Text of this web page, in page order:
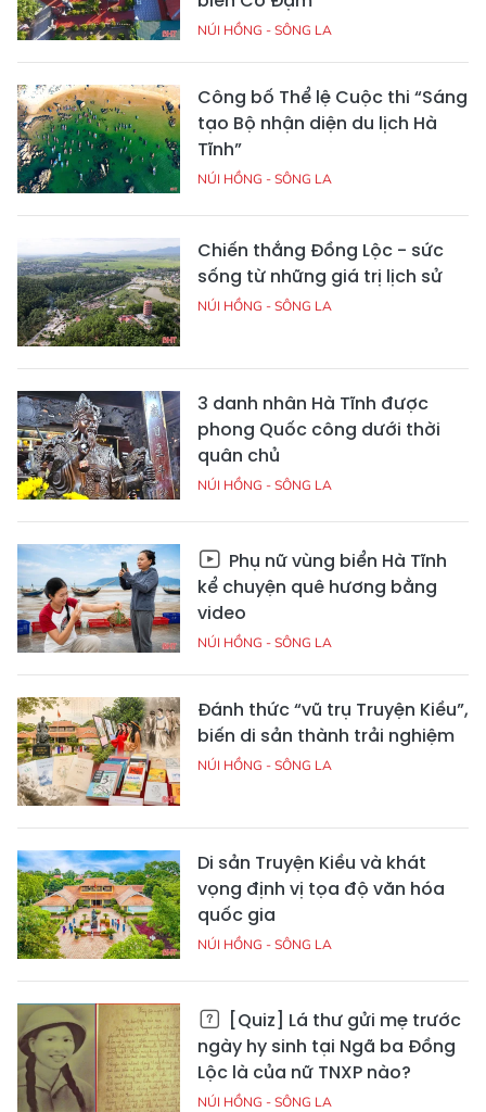
NÚI HỒNG - SÔNG LA
Công bố Thể lệ Cuộc thi “Sáng
tạo Bộ nhận diện du lịch Hà
Tĩnh”
NÚI HỒNG - SÔNG LA
Chiến thắng Đồng Lộc - sức
sống từ những giá trị lịch sử
NÚI HỒNG - SÔNG LA
3 danh nhân Hà Tĩnh được
phong Quốc công dưới thời
quân chủ
NÚI HỒNG - SÔNG LA
Phụ nữ vùng biển Hà Tĩnh
kể chuyện quê hương bằng
video
NÚI HỒNG - SÔNG LA
Đánh thức “vũ trụ Truyện Kiều”,
biến di sản thành trải nghiệm
NÚI HỒNG - SÔNG LA
Di sản Truyện Kiều và khát
vọng định vị tọa độ văn hóa
quốc gia
NÚI HỒNG - SÔNG LA
[Quiz] Lá thư gửi mẹ trước
ngày hy sinh tại Ngã ba Đồng
Lộc là của nữ TNXP nào?
NÚI HỒNG - SÔNG LA